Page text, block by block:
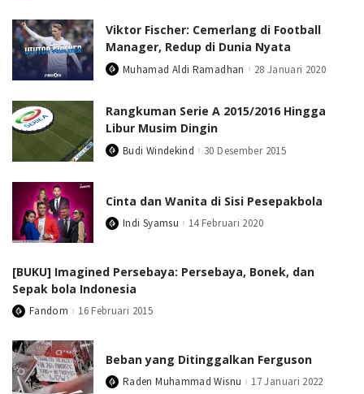
Viktor Fischer: Cemerlang di Football
Manager, Redup di Dunia Nyata
PostedMuhamad Aldi Ramadhan 28 Januari 2020
Rangkuman Serie A 2015/2016 Hingga
Libur Musim Dingin
PostedBudi Windekind 30 Desember 2015
Cinta dan Wanita di Sisi Pesepakbola
PostedIndi Syamsu 14 Februari 2020
[BUKU] Imagined Persebaya: Persebaya, Bonek, dan
Sepak bola Indonesia
PostedFandom 16 Februari 2015
Beban yang Ditinggalkan Ferguson
PostedRaden Muhammad Wisnu 17 Januari 2022